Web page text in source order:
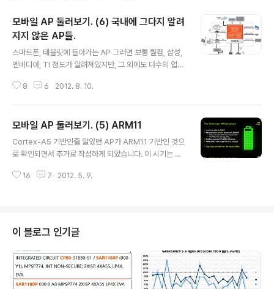
모바일 AP 둘러보기. (6) 국내에 그다지 알려
지지 않은 AP들.
스마트폰, 태블릿에 들아가는 AP 그러면 보통 퀄컴, 삼성,
엔비디아, TI 정도가 알려져있지만, 그 외에도 다수의 업체
P들을 알아보겠습니다. 1. Marvell Marvell 은 별로 알려
설계 역사는 짧지않은 편입니다. 인텔은 Xscale 이라는 A
RM기반 프로세서 사업을 하고 있었는데, 2006년 커뮤니
케이션 및 애플리케이션 프로세서 사업부를 6억달러에 마
라는 이름을 사용하고(하지만 동일한 ARMv5/Xscale 기
8 6 2012. 8. 10.
모바일 AP 둘러보기. (5) ARM11
Cortex-A5 기반인줄 알았던 AP가 ARM11 기반인 것으
로 확인되면서 추가로 작성하게 되었습니다. 이 시기는 제
: ARM11 ARM11 은 ARMv6 명령어 기반의 아키택처로
(= ARM1136EJ(F)-S) 입니다. 명령어 처리능력은 1.25
DMIPS/MHz 입니다. (정수연산) 부동소수점 연산성능은
동클럭의 Cortex-A8 대비 85% 정도 입니다. Cortex-
A8 과 큰 차이가 나지 않는게 의문입니다만, 부동소수점
연산의 비중..
16 7 2012. 5. 9.
이 블로그 인기글